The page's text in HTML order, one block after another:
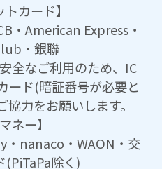
トカード】
・American Express・
・銀聯
全なご利用のため、IC
ード(暗証番号が必要と
力をお願いします。
ネー】
・nanaco・WAON・交
(PiTaPa除く)